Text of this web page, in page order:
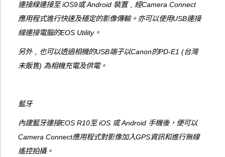
連接線連接至 iOS9或 Android 裝置﹐經Camera Connect
應用程式進行快速及穩定的影像傳輸。亦可以使用USB連接
線連接電腦的EOS Utility。
另外﹐也可以透過相機的USB端子以Canon的PD-E1 (台灣
未販售) 為相機充電及供電。
藍牙
內建藍牙連接EOS R10至 iOS 或 Android 手機後，便可以
Camera Connect應用程式對影像加入GPS資訊和進行無線
遙控拍攝。